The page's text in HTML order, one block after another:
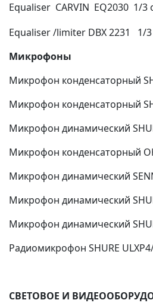
Equaliser CARVIN EQ2030 1/
Equaliser /limiter DBX 2231 1/
Микрофоны
Микрофон конденсаторный
Микрофон конденсаторный
Микрофон динамический
Микрофон конденсаторный
Микрофон динамический
Микрофон динамический
Микрофон динамический
Радиомикрофон SHURE
СВЕТОВОЕ И